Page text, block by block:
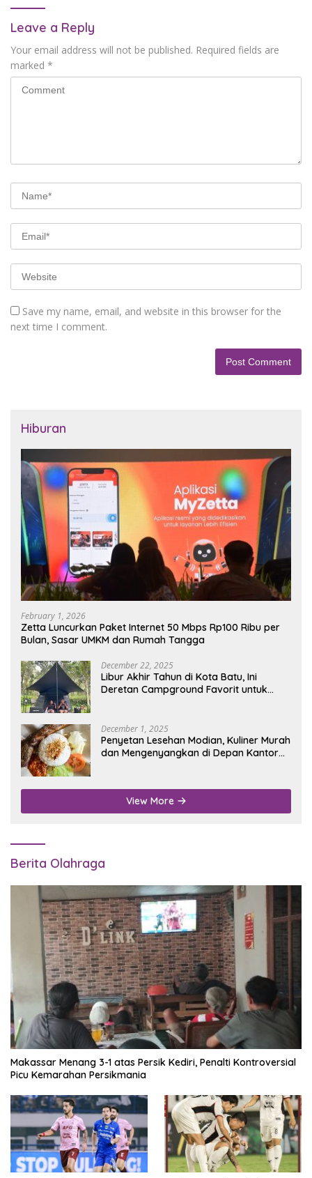
Leave a Reply
Your email address will not be published. Required fields are
marked *
Save my name, email, and website in this browser for the
next time I comment.
Hiburan
February 1, 2026
Zetta Luncurkan Paket Internet 50 Mbps Rp100 Ribu per
Bulan, Sasar UMKM dan Rumah Tangga
December 22, 2025
Libur Akhir Tahun di Kota Batu, Ini
Deretan Campground Favorit untuk
December 1, 2025
Penyetan Lesehan Modian, Kuliner Murah
dan Mengenyangkan di Depan Kantor
View More
Berita Olahraga
Makassar Menang 3-1 atas Persik Kediri, Penalti Kontroversial
Picu Kemarahan Persikmania